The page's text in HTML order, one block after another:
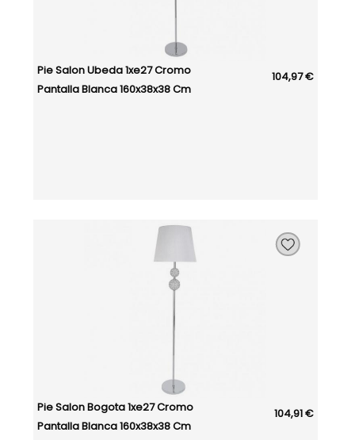
Pie Salon Ubeda 1xe27 Cromo
Pantalla Blanca 160x38x38 Cm
104,97 €
Pie Salon Bogota 1xe27 Cromo
Pantalla Blanca 160x38x38 Cm
104,91 €